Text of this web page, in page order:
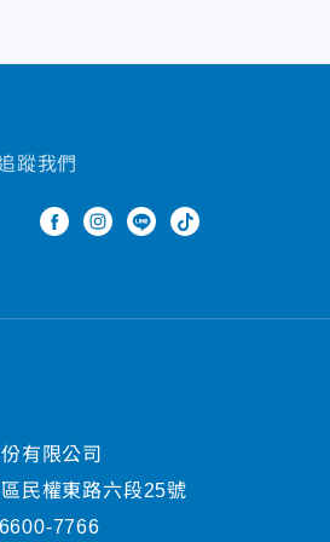
蹤我們
有限公司
民權東路六段25號
7766